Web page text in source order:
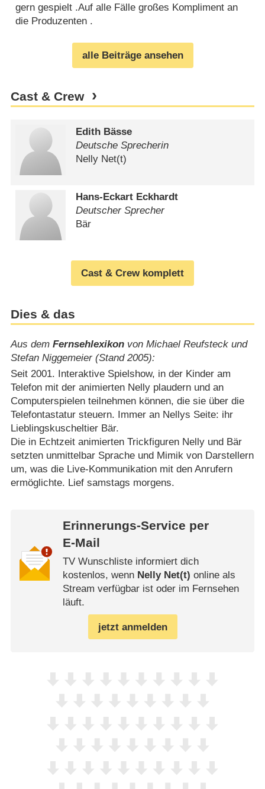
gern gespielt .Auf alle Fälle großes Kompliment an
die Produzenten .
alle Beiträge ansehen
Cast & Crew
Edith Bässe
Deutsche Sprecherin
Nelly Net(t)
Hans-Eckart Eckhardt
Deutscher Sprecher
Bär
Cast & Crew komplett
Dies & das
Aus dem Fernsehlexikonvon Michael Reufsteck und
Stefan Niggemeier (Stand 2005):
Seit 2001. Interaktive Spielshow, in der Kinder am
Telefon mit der animierten Nelly plaudern und an
Computerspielen teilnehmen können, die sie über die
Telefontastatur steuern. Immer an Nellys Seite: ihr
Lieblingskuscheltier Bär.
Die in Echtzeit animierten Trickfiguren Nelly und Bär
setzten unmittelbar Sprache und Mimik von Darstellern
um, was die Live-Kommunikation mit den Anrufern
ermöglichte. Lief samstags morgens.
Erinnerungs-Service per
E-Mail
TV Wunschliste informiert dich
kostenlos, wenn Nelly Net(t) online als
Stream verfügbar ist oder im Fernsehen
läuft.
jetzt anmelden